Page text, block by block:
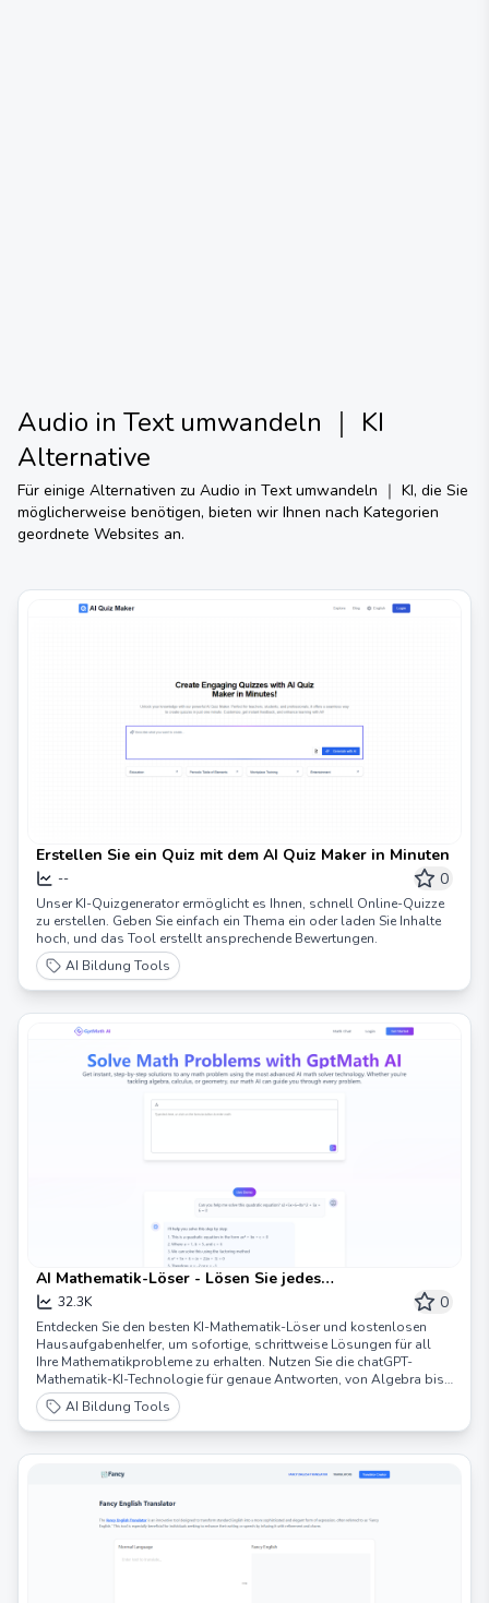
Audio in Text umwandeln ｜ KI
Alternative
Für einige Alternativen zu Audio in Text umwandeln ｜ KI, die Sie
möglicherweise benötigen, bieten wir Ihnen nach Kategorien
geordnete Websites an.
Erstellen Sie ein Quiz mit dem AI Quiz Maker in Minuten
-- 0
Unser KI-Quizgenerator ermöglicht es Ihnen, schnell Online-Quizze
zu erstellen. Geben Sie einfach ein Thema ein oder laden Sie Inhalte
hoch, und das Tool erstellt ansprechende Bewertungen.
AI Bildung Tools
AI Mathematik-Löser - Lösen Sie jedes
Mathematikproblem sofort mit GptMath KI
32.3K 0
Entdecken Sie den besten KI-Mathematik-Löser und kostenlosen
Hausaufgabenhelfer, um sofortige, schrittweise Lösungen für all
Ihre Mathematikprobleme zu erhalten. Nutzen Sie die chatGPT-
Mathematik-KI-Technologie für genaue Antworten, von Algebra bis
Analysis.
AI Bildung Tools